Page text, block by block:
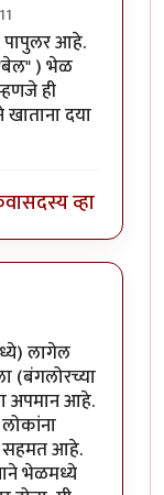
पापुलर आहे.
) भेळ
ही
दया
सदस्य व्हा
राज्य आहे.
लागेल
(बंगलोरच्या
अपमान आहे.
सहमत आहे.
भेळमध्ये